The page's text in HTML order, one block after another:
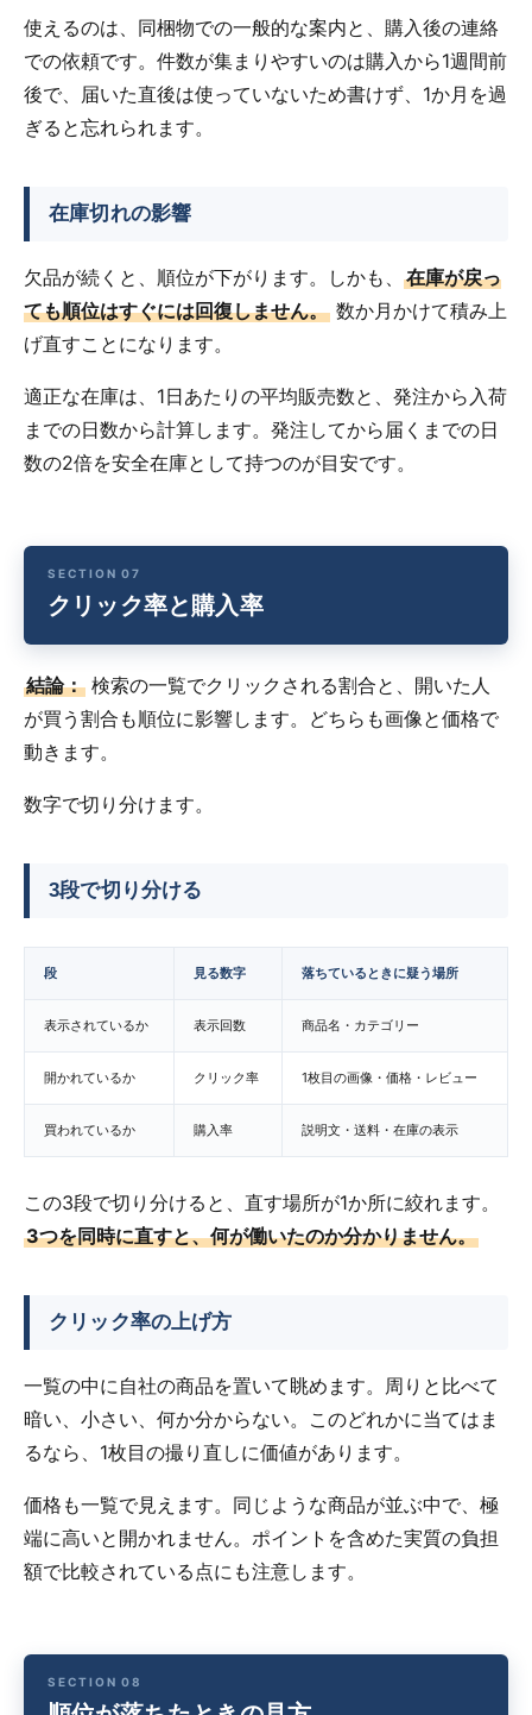
使えるのは、同梱物での一般的な案内と、購入後の連絡
での依頼です。件数が集まりやすいのは購入から1週間前
後で、届いた直後は使っていないため書けず、1か月を過
ぎると忘れられます。
在庫切れの影響
欠品が続くと、順位が下がります。しかも、 在庫が戻っ
ても順位はすぐには回復しません。 数か月かけて積み上
げ直すことになります。
適正な在庫は、1日あたりの平均販売数と、発注から入荷
までの日数から計算します。発注してから届くまでの日
数の2倍を安全在庫として持つのが目安です。
クリック率と購入率
結論： 検索の一覧でクリックされる割合と、開いた人
が買う割合も順位に影響します。どちらも画像と価格で
動きます。
数字で切り分けます。
3段で切り分ける
段 見る数字 落ちているときに疑う場所
表示されているか 表示回数 商品名・カテゴリー
開かれているか クリック率 1枚目の画像・価格・レビュー
買われているか 購入率 説明文・送料・在庫の表示
この3段で切り分けると、直す場所が1か所に絞れます。
3つを同時に直すと、何が働いたのか分かりません。
クリック率の上げ方
一覧の中に自社の商品を置いて眺めます。周りと比べて
暗い、小さい、何か分からない。このどれかに当てはま
るなら、1枚目の撮り直しに価値があります。
価格も一覧で見えます。同じような商品が並ぶ中で、極
端に高いと開かれません。ポイントを含めた実質の負担
額で比較されている点にも注意します。